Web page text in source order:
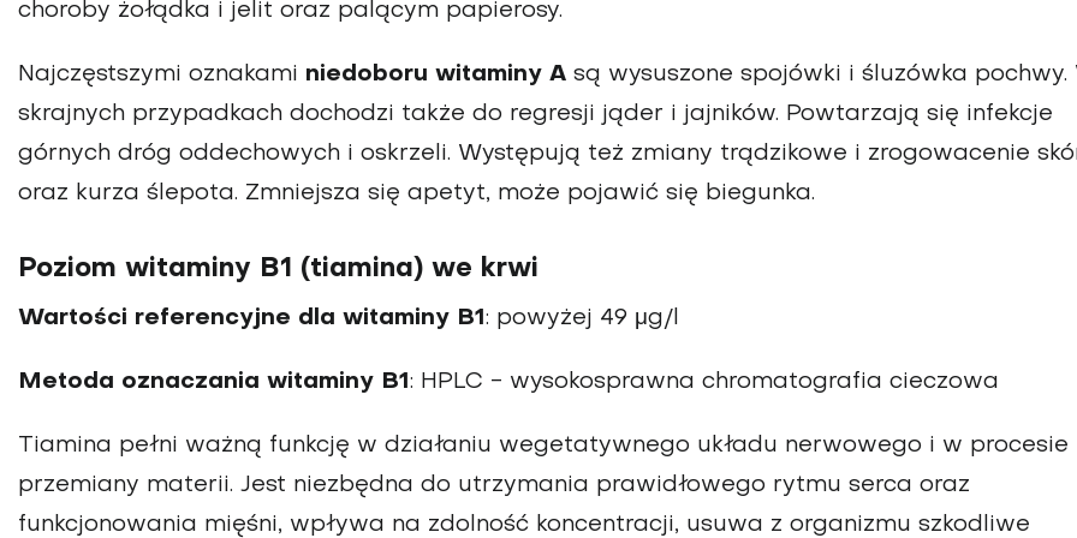
choroby żołądka i jelit oraz palącym papierosy.
Najczęstszymi oznakami niedoboru witaminy A są wysuszone spojówki i śluzówka pochwy.
skrajnych przypadkach dochodzi także do regresji jąder i jajników. Powtarzają się infekcje
górnych dróg oddechowych i oskrzeli. Występują też zmiany trądzikowe i zrogowacenie
oraz kurza ślepota. Zmniejsza się apetyt, może pojawić się biegunka.
Poziom witaminy B1 (tiamina) we krwi
Wartości referencyjne dla witaminy B1 : powyżej 49 μg/l
Metoda oznaczania witaminy B1 : HPLC - wysokosprawna chromatografia cieczowa
Tiamina pełni ważną funkcję w działaniu wegetatywnego układu nerwowego i w procesie
przemiany materii. Jest niezbędna do utrzymania prawidłowego rytmu serca oraz
funkcjonowania mięśni, wpływa na zdolność koncentracji, usuwa z organizmu szkodliwe